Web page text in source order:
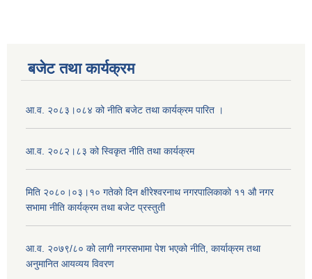
बजेट तथा कार्यक्रम
आ.व. २०८३।०८४ को नीति बजेट तथा कार्यक्रम पारित ।
आ.व. २०८२।८३ को स्विकृत नीति तथा कार्यक्रम
मिति २०८०।०३।१० गतेकाे दिन क्षीरेश्वरनाथ नगरपालिकाकाे ११ ‍औ नगर
सभामा नीति कार्यक्रम तथा बजेट प्रस्तुती
आ.व. २०७९/८० को लागी नगरसभामा पेश भएको नीति, कार्याक्रम तथा
अनुमानित आयव्यय विवरण